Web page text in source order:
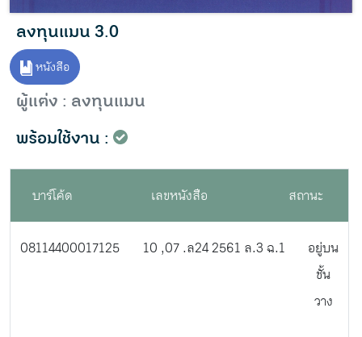
ลงทุนแมน 3.0
หนังสือ
ผู้แต่ง : ลงทุนแมน
พร้อมใช้งาน :
บาร์โค้ด เลขหนังสือ สถานะ
08114400017125 10 ,07 .ล24 2561 ล.3 ฉ.1
อยู่บน
ชั้น
วาง